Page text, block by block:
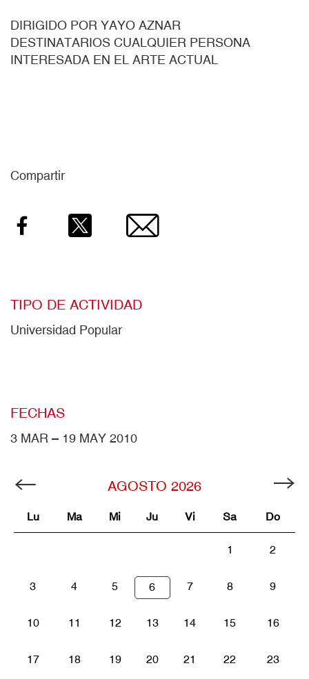
DIRIGIDO POR YAYO AZNAR
DESTINATARIOS CUALQUIER PERSONA
INTERESADA EN EL ARTE ACTUAL
Compartir
Facebook Email
TIPO DE ACTIVIDAD
Universidad Popular
FECHAS
3 MAR – 19 MAY 2010
AGOSTO 2026
Lu Ma Mi Ju Vi Sa Do
1 2
3 4 5 6 7 8 9
10 11 12 13 14 15 16
17 18 19 20 21 22 23